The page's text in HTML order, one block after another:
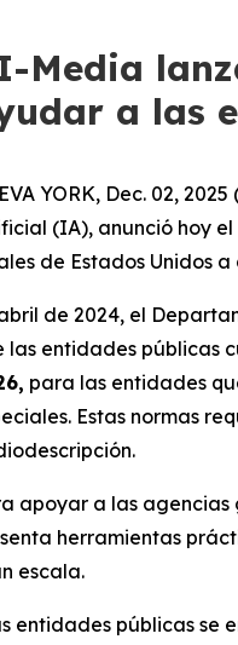
Media
a las
YORK, Dec. 02,
(IA), anunció hoy
de Estados Unidos
de 2024, el
las entidades públicas
para las entidades
Estas normas
apoyar a las
herramientas
escala.
entidades públicas se